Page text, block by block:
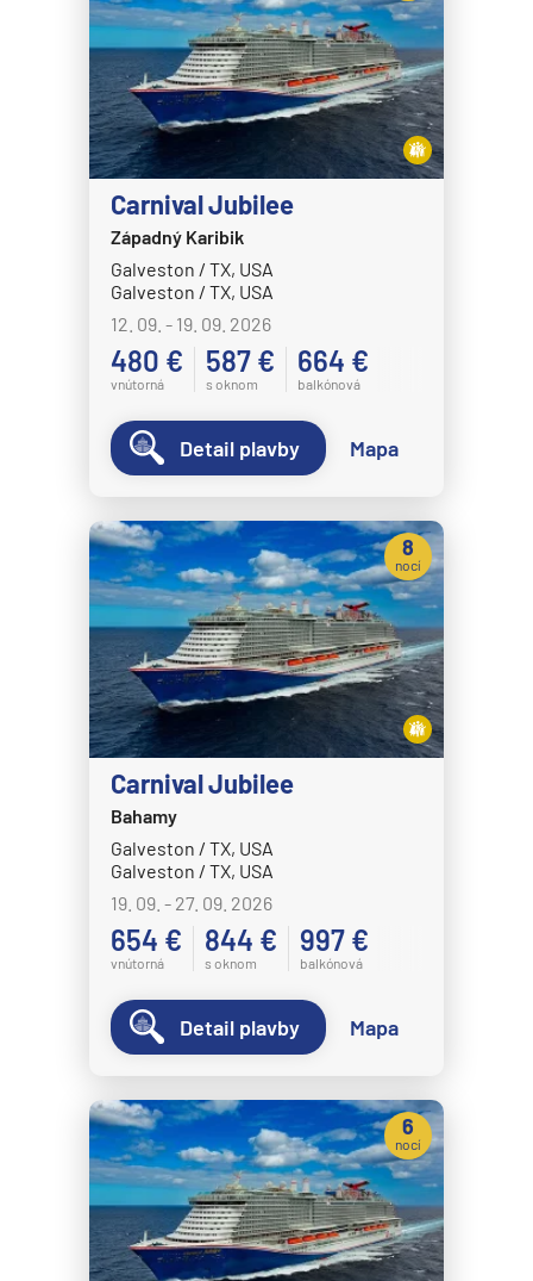
Carnival Jubilee
Západný Karibik
Galveston / TX, USA
Galveston / TX, USA
12. 09. - 19. 09. 2026
480 €
vnútorná
587 €
s oknom
664 €
balkónová
Detail plavby Mapa
Carnival Jubilee
Bahamy
Galveston / TX, USA
Galveston / TX, USA
19. 09. - 27. 09. 2026
654 €
vnútorná
844 €
s oknom
997 €
balkónová
8
nocí
Detail plavby Mapa
6
nocí